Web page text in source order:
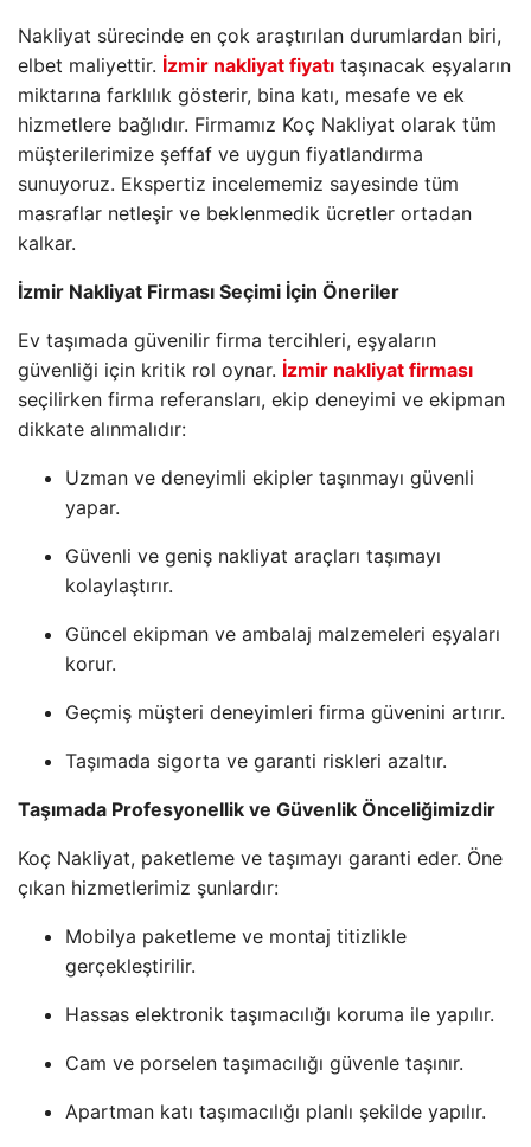
Nakliyat sürecinde en çok araştırılan durumlardan biri,
elbet maliyettir. İzmir nakliyat fiyatı taşınacak eşyaların
miktarına farklılık gösterir, bina katı, mesafe ve ek
hizmetlere bağlıdır. Firmamız Koç Nakliyat olarak tüm
müşterilerimize şeffaf ve uygun fiyatlandırma
sunuyoruz. Ekspertiz incelememiz sayesinde tüm
masraflar netleşir ve beklenmedik ücretler ortadan
kalkar.
İzmir Nakliyat Firması Seçimi İçin Öneriler
Ev taşımada güvenilir firma tercihleri, eşyaların
güvenliği için kritik rol oynar. İzmir nakliyat firması
seçilirken firma referansları, ekip deneyimi ve ekipman
dikkate alınmalıdır:
Uzman ve deneyimli ekipler taşınmayı güvenli
yapar.
Güvenli ve geniş nakliyat araçları taşımayı
kolaylaştırır.
Güncel ekipman ve ambalaj malzemeleri eşyaları
korur.
Geçmiş müşteri deneyimleri firma güvenini artırır.
Taşımada sigorta ve garanti riskleri azaltır.
Taşımada Profesyonellik ve Güvenlik Önceliğimizdir
Koç Nakliyat, paketleme ve taşımayı garanti eder. Öne
çıkan hizmetlerimiz şunlardır:
Mobilya paketleme ve montaj titizlikle
gerçekleştirilir.
Hassas elektronik taşımacılığı koruma ile yapılır.
Cam ve porselen taşımacılığı güvenle taşınır.
Apartman katı taşımacılığı planlı şekilde yapılır.